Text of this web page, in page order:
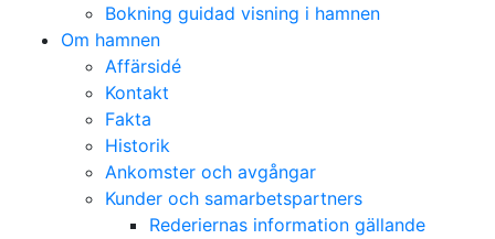
Bokning guidad visning i hamnen
Om hamnen
Affärsidé
Kontakt
Fakta
Historik
Ankomster och avgångar
Kunder och samarbetspartners
Rederiernas information gällande